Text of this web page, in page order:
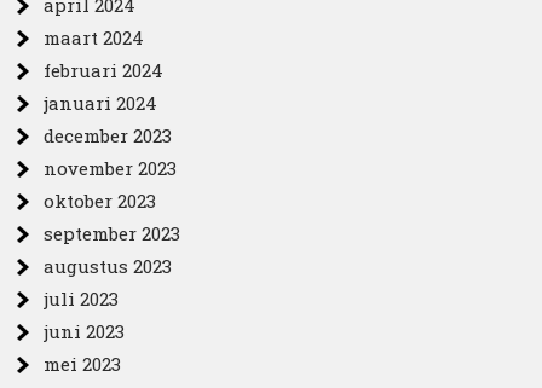
april 2024
maart 2024
februari 2024
januari 2024
december 2023
november 2023
oktober 2023
september 2023
augustus 2023
juli 2023
juni 2023
mei 2023